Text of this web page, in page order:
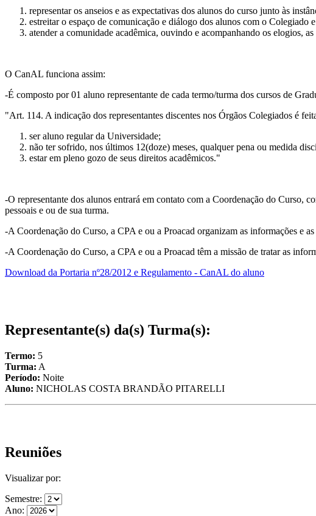
representar os anseios e as expectativas dos alunos do curso junto às
estreitar o espaço de comunicação e diálogo dos alunos com o Colegiado
atender a comunidade acadêmica, ouvindo e acompanhando os elogios,
O CanAL funciona assim:
-É composto por 01 aluno representante de cada termo/turma dos cursos de
"Art. 114. A indicação dos representantes discentes nos Órgãos Colegiados é
ser aluno regular da Universidade;
não ter sofrido, nos últimos 12(doze) meses, qualquer pena ou medida
estar em pleno gozo de seus direitos acadêmicos."
-O representante dos alunos entrará em contato com a Coordenação do Curso,
pessoais e ou de sua turma.
-A Coordenação do Curso, a CPA e ou a Proacad organizam as informações e
-A Coordenação do Curso, a CPA e ou a Proacad têm a missão de tratar as
Download da Portaria nº28/2012 e Regulamento - CanAL do aluno
Representante(s) da(s) Turma(s):
Termo: 5
Turma: A
Período: Noite
Aluno: NICHOLAS COSTA BRANDÃO PITARELLI
Reuniões
Visualizar por:
Semestre:
Ano: